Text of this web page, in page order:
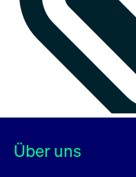
Über uns